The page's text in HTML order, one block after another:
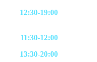
12:30-19:00
11:30-12:00
13:30-20:00